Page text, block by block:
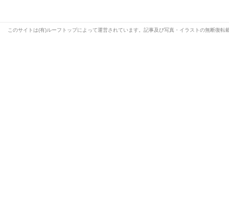
このサイトは(有)ルーフトップによって運営されています。記事及び写真・イラストの無断復転